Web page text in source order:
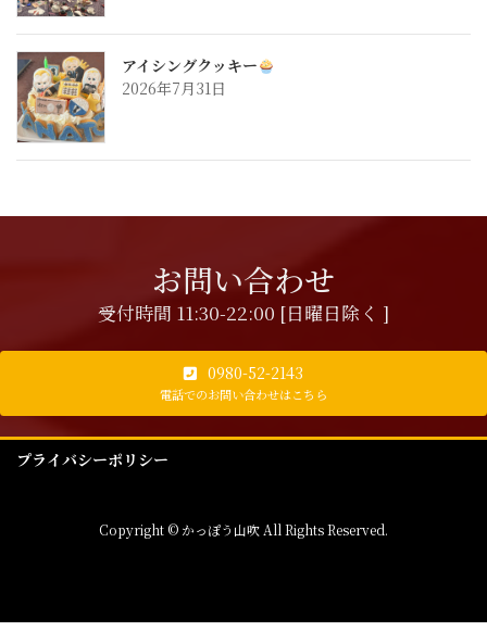
アイシングクッキー
2026年7月31日
お問い合わせ
受付時間 11:30-22:00 [日曜日除く ]
0980-52-2143
電話でのお問い合わせはこちら
プライバシーポリシー
Copyright © かっぽう山吹 All Rights Reserved.